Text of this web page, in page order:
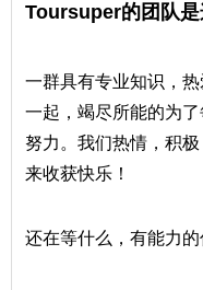
Toursuper的团队是
一群具有专业知识，
一起，竭尽所能的为
努力。我们热情，积
来收获快乐！
还在等什么，有能力的